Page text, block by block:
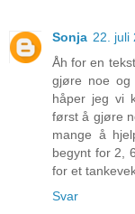
Sonja 22. juli
Åh for en
gjøre noe
håper jeg vi
først å gjøre
mange å
begynt for 2,
for et
Svar